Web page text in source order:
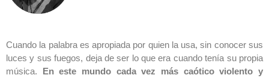
Cuando la palabra es apropiada por quien la usa, sin conocer sus
luces y sus fuegos, deja de ser lo que era cuando tenía su propia
música. En este mundo cada vez más caótico violento y